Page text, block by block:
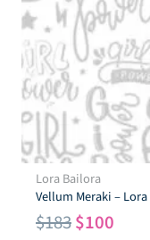
$